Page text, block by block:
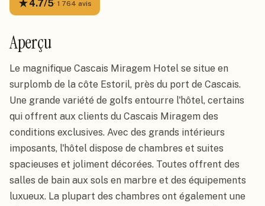
★4.7/5· 1 764 avis
Aperçu
Le magnifique Cascais Miragem Hotel se situe en
surplomb de la côte Estoril, près du port de Cascais.
Une grande variété de golfs entourre l'hôtel, certains
qui offrent aux clients du Cascais Miragem des
conditions exclusives. Avec des grands intérieurs
imposants, l'hôtel dispose de chambres et suites
spacieuses et joliment décorées. Toutes offrent des
salles de bain aux sols en marbre et des équipements
luxueux. La plupart des chambres ont également une